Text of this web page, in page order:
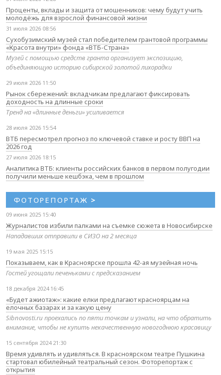
Проценты, вклады и защита от мошенников: чему будут учить
молодёжь для взрослой финансовой жизни
31 июля 2026 08:56
Сухобузимский музей стал победителем грантовой программы
«Красота внутри» фонда «ВТБ-Страна»
Музей с помощью средств гранта организует экспозицию,
объединяющую историю сибирской золотой лихорадки
29 июля 2026 11:50
Рынок сбережений: вкладчикам предлагают фиксировать
доходность на длинные сроки
Тренд на «длинные деньги» усиливается
28 июля 2026 15:54
ВТБ пересмотрел прогноз по ключевой ставке и росту ВВП на
2026 год
27 июля 2026 18:15
Аналитика ВТБ: клиенты российских банков в первом полугодии
получили меньше кешбэка, чем в прошлом
ФОТОРЕПОРТАЖ >
09 июня 2025 15:40
Журналистов избили палками на съемке сюжета в Новосибирске
Нападавших отправили в СИЗО на 2 месяца
19 мая 2025 15:15
Показываем, как в Красноярске прошла 42-ая музейная ночь
Гостей угощали печеньками с предсказанием
18 декабря 2024 16:45
«Будет ажиотаж»: какие елки предлагают красноярцам на
елочных базарах и за какую цену
Sibnovosti.ru проехались по пяти точкам и узнали, на что обратить
внимание, чтобы не купить некачественную новогоднюю красавицу
15 сентября 2024 21:30
Время удивлять и удивляться. В красноярском театре Пушкина
стартовал юбилейный театральный сезон. Фоторепортаж с
открытия